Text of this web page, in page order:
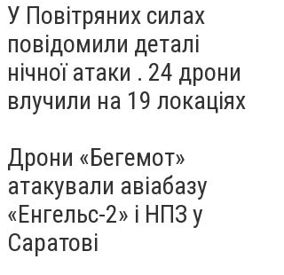
У Повітряних силах
повідомили деталі
нічної атаки . 24 дрони
влучили на 19 локаціях
Дрони «Бегемот»
атакували авіабазу
«Енгельс-2» і НПЗ у
Саратові